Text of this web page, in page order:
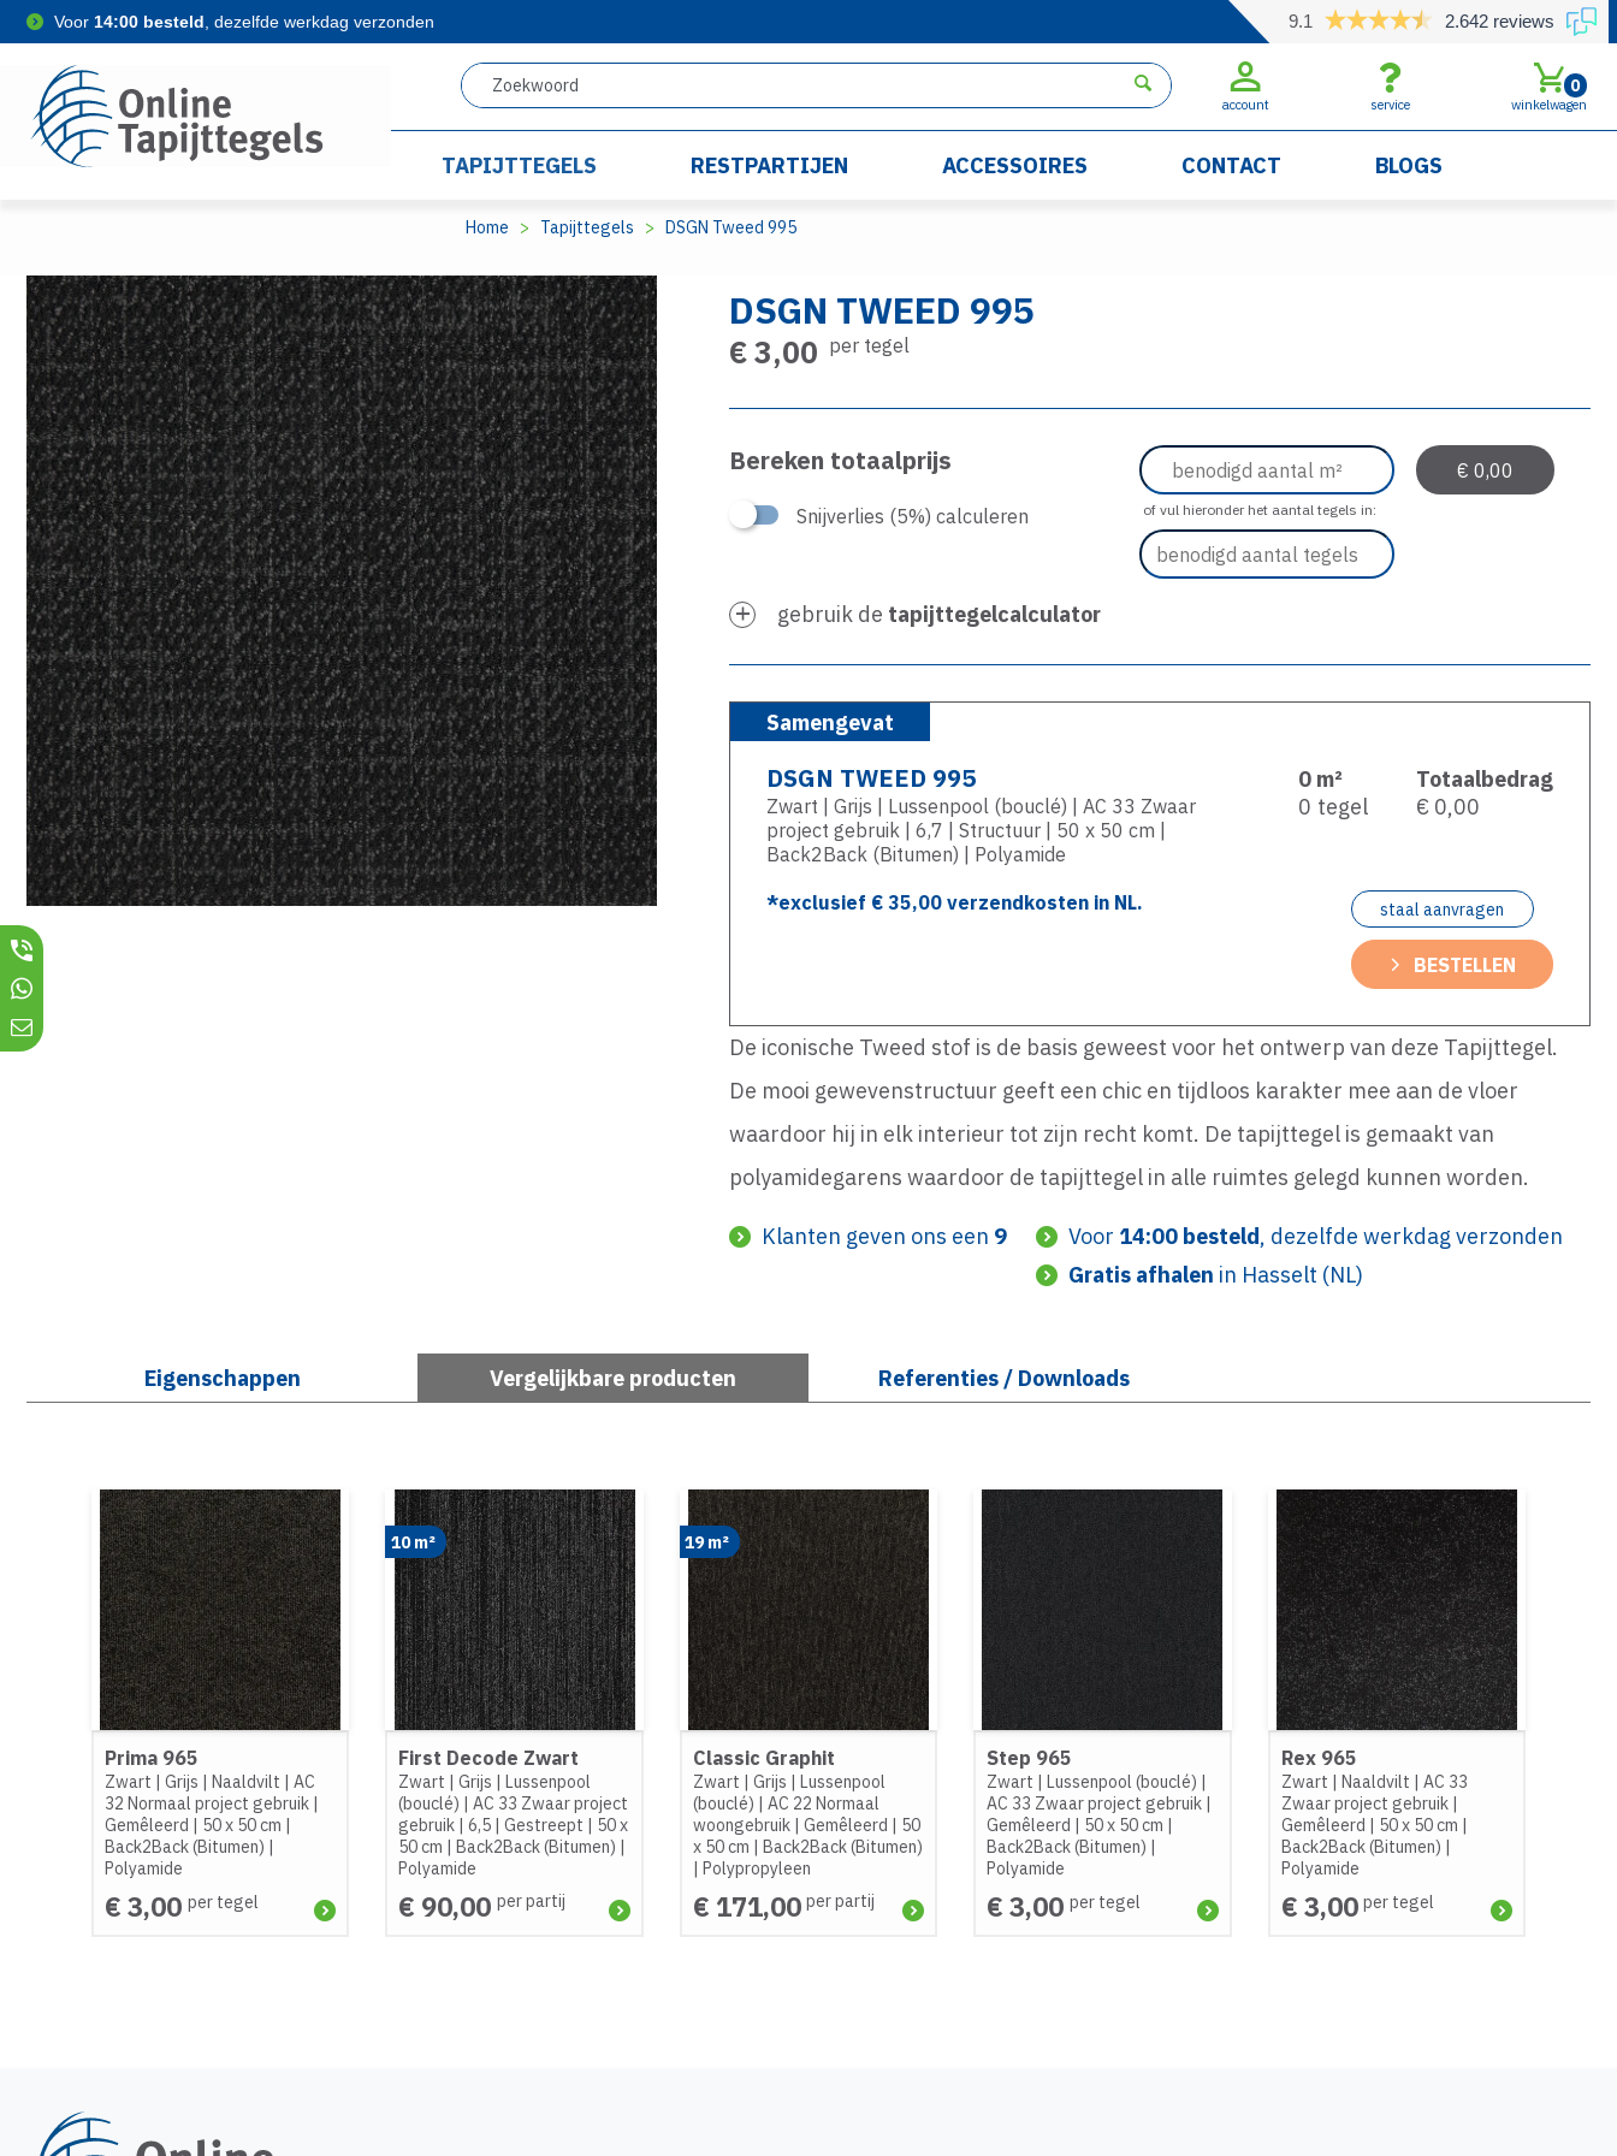
Voor 14:00 besteld , dezelfde werkdag verzonden 9.1 2.642 reviews
account service winkelwagen
0
TAPIJTTEGELS RESTPARTIJEN ACCESSOIRES CONTACT BLOGS
Home Tapijttegels DSGN Tweed 995
DSGN TWEED 995
€ 3,00 per tegel
Bereken totaalprijs
Snijverlies (5%) calculeren of vul hieronder het aantal tegels in:
gebruik de tapijttegelcalculator
Samengevat
DSGN TWEED 995
Zwart | Grijs | Lussenpool (bouclé) | AC 33 Zwaar
project gebruik | 6,7 | Structuur | 50 x 50 cm |
Back2Back (Bitumen) | Polyamide
0 m²
0 tegel
Totaalbedrag
€ 0,00
*exclusief €35,00 verzendkosten in NL. staal aanvragen
BESTELLEN
De iconische Tweed stof is de basis geweest voor het ontwerp van deze Tapijttegel.
De mooi gewevenstructuur geeft een chic en tijdloos karakter mee aan de vloer
waardoor hij in elk interieur tot zijn recht komt. De tapijttegel is gemaakt van
polyamidegarens waardoor de tapijttegel in alle ruimtes gelegd kunnen worden.
Klanten geven ons een 9 Voor 14:00 besteld, dezelfde werkdag verzonden
Gratis afhalen in Hasselt (NL)
Eigenschappen Vergelijkbare producten Referenties / Downloads
Prima 965
Zwart | Grijs | Naaldvilt | AC
32 Normaal project gebruik |
Gemêleerd | 50 x 50 cm |
Back2Back (Bitumen) |
Polyamide
€ 3,00 per tegel
10 m²
First Decode Zwart
Zwart |Grijs |Lussenpool
(bouclé) |AC 33 Zwaar project
gebruik |6,5 |Gestreept | 50 x
50 cm |Back2Back (Bitumen) |
Polyamide
€ 90,00 per partij
19 m²
Classic Graphit
Zwart | Grijs | Lussenpool
(bouclé) | AC 22 Normaal
woongebruik| Gemêleerd | 50
x 50 cm | Back2Back (Bitumen)
| Polypropyleen
€ 171,00 per partij
Step 965
Zwart |Lussenpool (bouclé) |
AC 33 Zwaar project gebruik |
Gemêleerd | 50 x 50 cm |
Back2Back (Bitumen) |
Polyamide
€ 3,00 per tegel
Rex 965
Zwart | Naaldvilt | AC 33
Zwaar project gebruik|
Gemêleerd | 50 x 50 cm |
Back2Back (Bitumen) |
Polyamide
€ 3,00 per tegel